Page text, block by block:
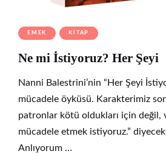
EMEK KITAP
Ne mi İstiyoruz? Her Şeyi
Nanni Balestrini’nin “Her Şeyi
mücadele öyküsü. Karakterimiz
patronlar kötü oldukları için değil,
mücadele etmek istiyoruz.”
Anlıyorum …